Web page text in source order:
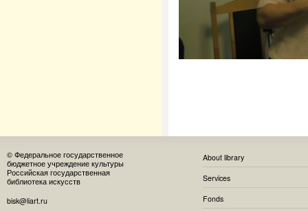
© Федеральное государственное
бюджетное учреждение культуры
Российская государственная
библиотека искусств
bisk@liart.ru
About library
Services
Fonds